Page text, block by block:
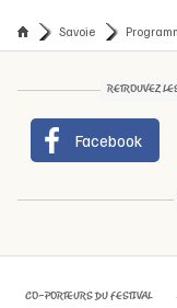
Savoie
RETROUVEZ
Facebook
CO-PORTEURS DU FESTIVAL